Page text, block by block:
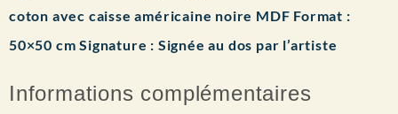
coton avec caisse américaine noire MDF Format :
50×50 cmSignature : Signée au dos par l’artiste
Informations complémentaires